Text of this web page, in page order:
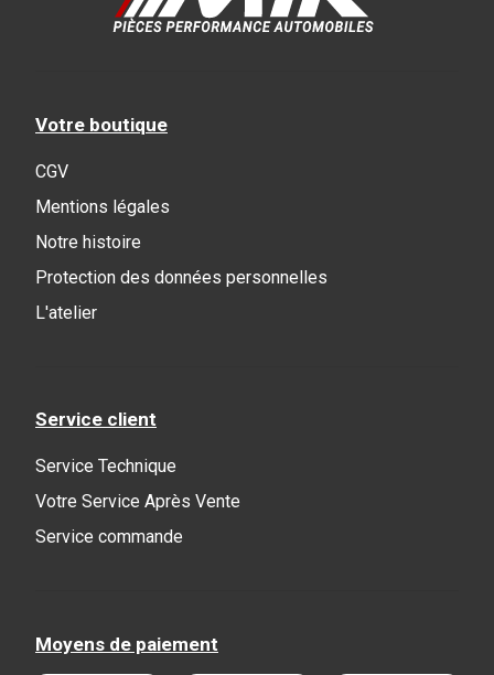
Votre boutique
CGV
Mentions légales
Notre histoire
Protection des données personnelles
L'atelier
Service client
Service Technique
Votre Service Après Vente
Service commande
Moyens de paiement